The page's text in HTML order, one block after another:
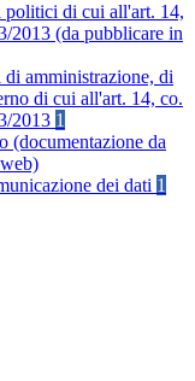
di cui all'art. 14,
2013 (da pubblicare in
amministrazione, di
di cui all'art. 14, co.
2013 1
(documentazione da
dei dati 1